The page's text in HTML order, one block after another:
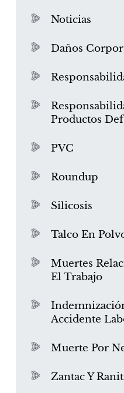
Noticias
Daños
Productos
PVC
Roundup
Silicosis
Talco En
Muertes
El Trabajo
Accidente
Muerte Por
Zantac Y
¿Qué es el